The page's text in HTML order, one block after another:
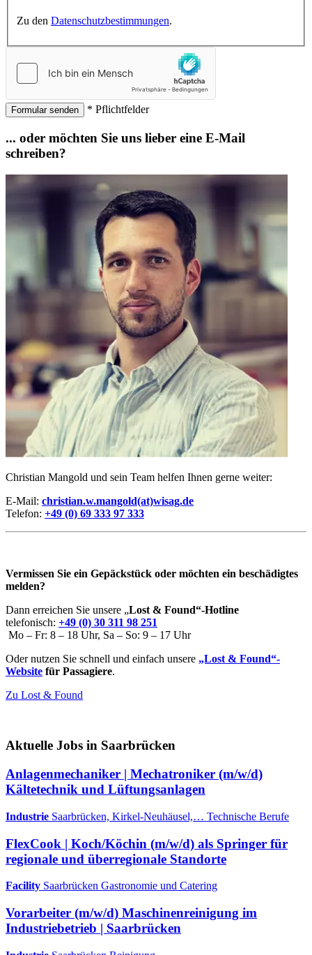
Zu den Datenschutzbestimmungen.
Formular senden * Pflichtfelder
... oder möchten Sie uns lieber eine E-Mail
schreiben?
Christian Mangold und sein Team helfen Ihnen gerne weiter:
E-Mail: christian.w.mangold(at)wisag.de
Telefon: +49 (0) 69 333 97 333
Vermissen Sie ein Gepäckstück oder möchten ein beschädigtes
melden?
Dann erreichen Sie unsere „Lost & Found“-Hotline
telefonisch: +49 (0) 30 311 98 251
Mo – Fr: 8 – 18 Uhr, Sa – So: 9 – 17 Uhr
Oder nutzen Sie schnell und einfach unsere „Lost & Found“-
Website für Passagiere.
Zu Lost & Found
Aktuelle Jobs in Saarbrücken
Anlagenmechaniker | Mechatroniker (m/w/d)
Kältetechnik und Lüftungsanlagen
Industrie Saarbrücken, Kirkel-Neuhäusel,… Technische Berufe
FlexCook | Koch/Köchin (m/w/d) als Springer für
regionale und überregionale Standorte
Facility Saarbrücken Gastronomie und Catering
Vorarbeiter (m/w/d) Maschinenreinigung im
Industriebetrieb | Saarbrücken